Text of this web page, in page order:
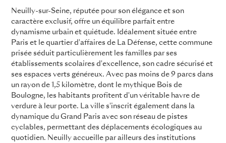
Neuilly-sur-Seine, réputée pour son élégance et son
caractère exclusif, offre un équilibre parfait entre
dynamisme urbain et quiétude. Idéalement située entre
Paris et le quartier d'affaires de La Défense, cette commune
prisée séduit particulièrement les familles par ses
établissements scolaires d'excellence, son cadre sécurisé et
ses espaces verts généreux. Avec pas moins de 9 parcs dans
un rayon de 1,5 kilomètre, dont le mythique Bois de
Boulogne, les habitants profitent d'un véritable havre de
verdure à leur porte. La ville s'inscrit également dans la
dynamique du Grand Paris avec son réseau de pistes
cyclables, permettant des déplacements écologiques au
quotidien. Neuilly accueille par ailleurs des institutions